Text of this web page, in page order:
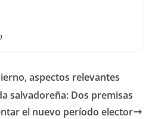
aspectos relevantes
salvadoreña: Dos premisas
el nuevo período elector